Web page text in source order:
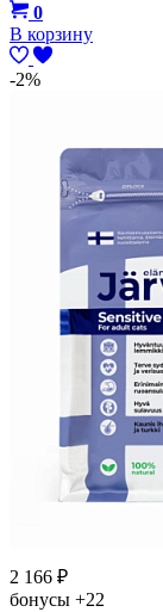
0
В корзину
-2%
2 166 ₽
бонусы +22